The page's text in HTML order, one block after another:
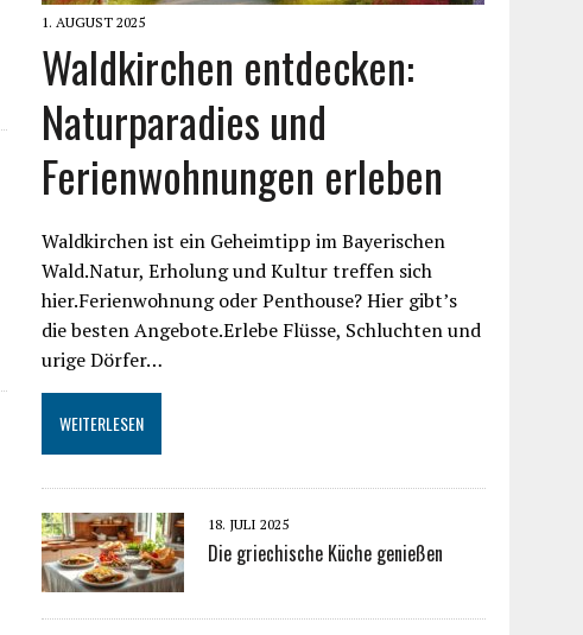
1. AUGUST 2025
Waldkirchen entdecken:
Naturparadies und
Ferienwohnungen erleben
Waldkirchen ist ein Geheimtipp im Bayerischen
Wald.Natur, Erholung und Kultur treffen sich
hier.Ferienwohnung oder Penthouse? Hier gibt’s
die besten Angebote.Erlebe Flüsse, Schluchten und
urige Dörfer…
WEITERLESEN
18. JULI 2025
Die griechische Küche genießen